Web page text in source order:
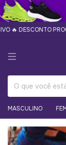
MASCULINO